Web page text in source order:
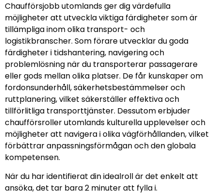
Chaufförsjobb utomlands ger dig värdefulla
möjligheter att utveckla viktiga färdigheter som är
tillämpliga inom olika transport- och
logistikbranscher. Som förare utvecklar du goda
färdigheter i tidshantering, navigering och
problemlösning när du transporterar passagerare
eller gods mellan olika platser. De får kunskaper om
fordonsunderhåll, säkerhetsbestämmelser och
ruttplanering, vilket säkerställer effektiva och
tillförlitliga transporttjänster. Dessutom erbjuder
chaufförsroller utomlands kulturella upplevelser och
möjligheter att navigera i olika vägförhållanden, vilket
förbättrar anpassningsförmågan och den globala
kompetensen.
När du har identifierat din idealroll är det enkelt att
ansöka, det tar bara 2 minuter att fylla i.